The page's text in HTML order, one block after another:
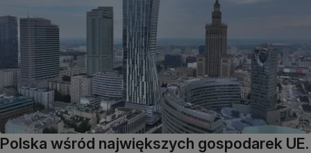
Polska wśród największych gospodarek UE.